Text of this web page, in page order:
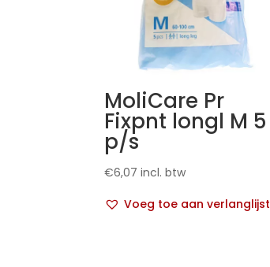
MoliCare Pr
Fixpnt longl M 5
p/s
€6,07 incl. btw
Voeg toe aan verlanglijst